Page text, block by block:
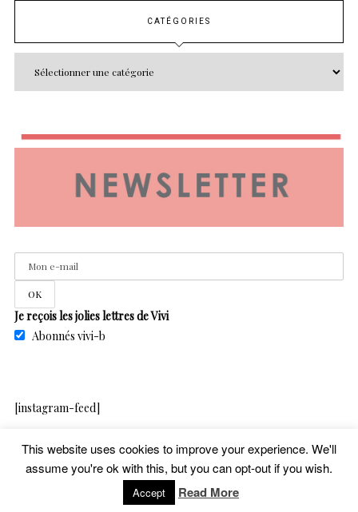
CATÉGORIES
Je reçois les jolies lettres de Vivi
Abonnés vivi-b
[instagram-feed]
copyright – vivib – 2020
This website uses cookies to improve your experience. We'll
assume you're ok with this, but you can opt-out if you wish.
Accept Read More